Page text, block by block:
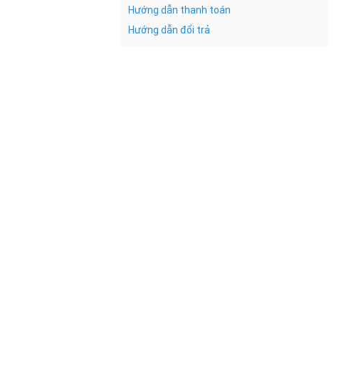
Hướng dẫn thanh toán
Hướng dẫn đổi trả